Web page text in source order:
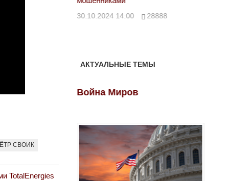
СВОИК
TotalEnergies
АКТУАЛЬНЫЕ ТЕМЫ
Война Миров